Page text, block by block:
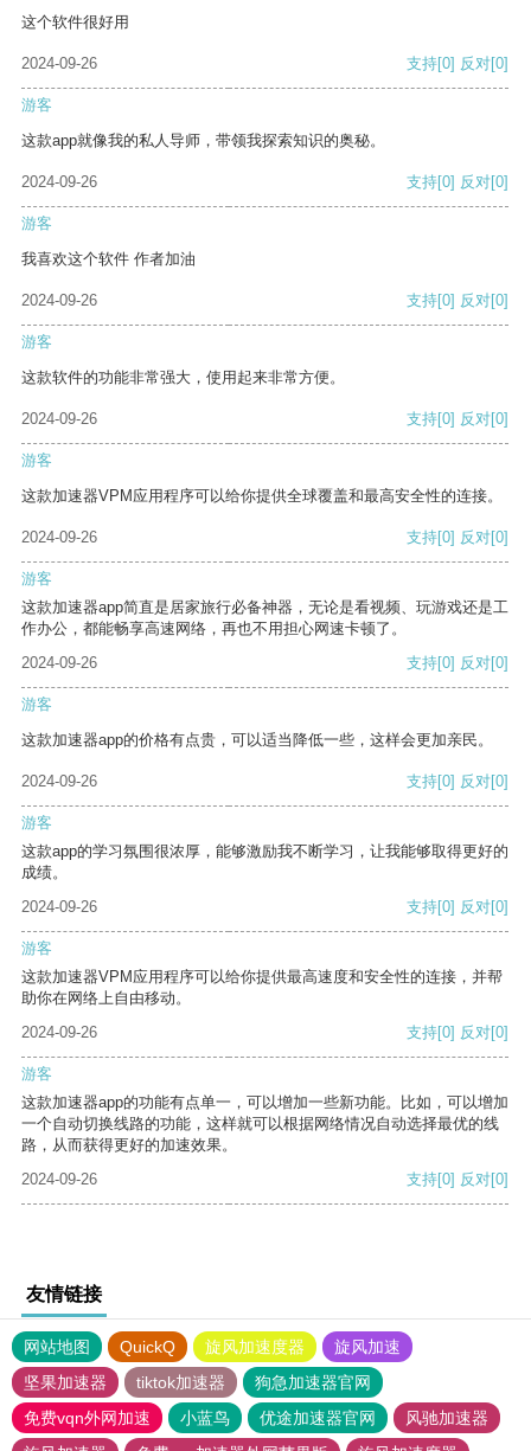
这个软件很好用
2024-09-26 支持[0] 反对[0]
游客
这款app就像我的私人导师，带领我探索知识的奥秘。
2024-09-26 支持[0] 反对[0]
游客
我喜欢这个软件 作者加油
2024-09-26 支持[0] 反对[0]
游客
这款软件的功能非常强大，使用起来非常方便。
2024-09-26 支持[0] 反对[0]
游客
这款加速器VPM应用程序可以给你提供全球覆盖和最高安全性的连接。
2024-09-26 支持[0] 反对[0]
游客
这款加速器app简直是居家旅行必备神器，无论是看视频、玩游戏还是工
作办公，都能畅享高速网络，再也不用担心网速卡顿了。
2024-09-26
支持[0] 反对[0]
游客
这款加速器app的价格有点贵，可以适当降低一些，这样会更加亲民。
2024-09-26 支持[0] 反对[0]
游客
这款app的学习氛围很浓厚，能够激励我不断学习，让我能够取得更好的
成绩。
2024-09-26
支持[0] 反对[0]
游客
这款加速器VPM应用程序可以给你提供最高速度和安全性的连接，并帮
助你在网络上自由移动。
2024-09-26
支持[0] 反对[0]
游客
这款加速器app的功能有点单一，可以增加一些新功能。比如，可以增加
一个自动切换线路的功能，这样就可以根据网络情况自动选择最优的线
路，从而获得更好的加速效果。
2024-09-26
支持[0] 反对[0]
友情链接
网站地图 QuickQ 旋风加速度器
旋风加速
坚果加速器
tiktok加速器
狗急加速器官网
免费vqn外网加速
小蓝鸟 优途加速器官网
风驰加速器